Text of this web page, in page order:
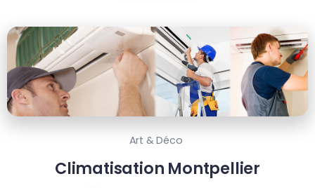
Art & Déco
Climatisation Montpellier